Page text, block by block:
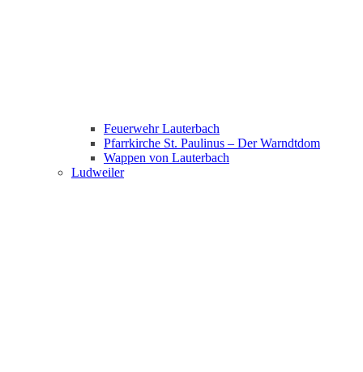
Feuerwehr Lauterbach
Pfarrkirche St. Paulinus – Der Warndtdom
Wappen von Lauterbach
Ludweiler